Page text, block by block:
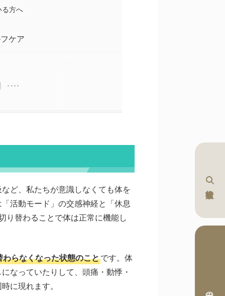
本日の予約状況
方へ
ケア
ど、私たちが意識しなくても体を
活動モード」の交感神経と「休息
り替わることで体は正常に機能し
らなくなった状態のことです。体
なっていたりして、頭痛・動悸・
に現れます。